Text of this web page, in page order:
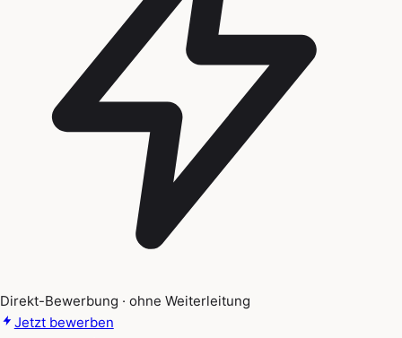
Direkt-Bewerbung · ohne Weiterleitung
Jetzt bewerben